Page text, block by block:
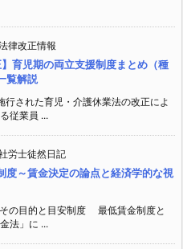
律改正情報
】育児期の両立支援制度まとめ（種
覧解説
された育児・介護休業法の改正によ
従業員 ...
労士徒然日記
度～賃金決定の論点と経済学的な視
の目的と目安制度 最低賃金制度と
法」に ...